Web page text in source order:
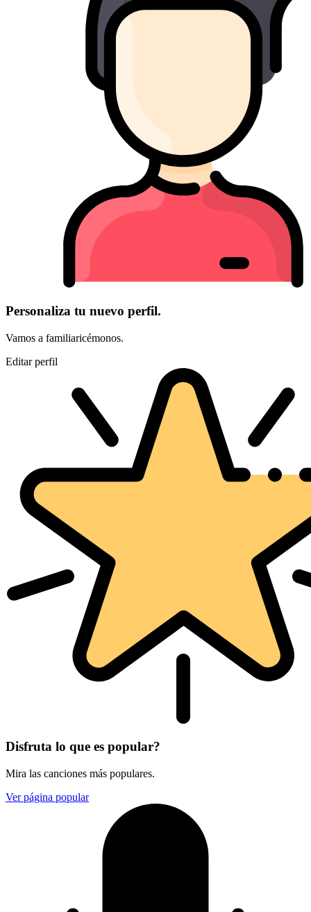
Personaliza tu nuevo perfil.
Vamos a familiaricémonos.
Editar perfil
Disfruta lo que es popular?
Mira las canciones más populares.
Ver página popular